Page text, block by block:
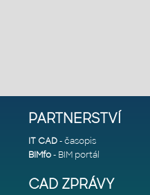
PARTNERSTVÍ
IT CAD- časopis
BIMfo- BIM portál
CAD ZPRÁVY